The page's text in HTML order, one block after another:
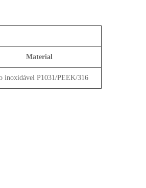
Material
inoxidável P1031/PEEK/316